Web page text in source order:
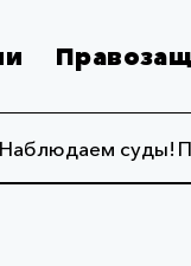
Наблюдаем суды!